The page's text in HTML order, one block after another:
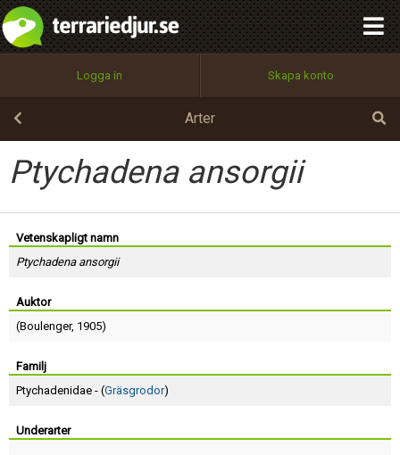
Logga in Skapa konto
Arter
Ptychadena ansorgii
Vetenskapligt namn
Ptychadena ansorgii
Auktor
(Boulenger, 1905)
Familj
Ptychadenidae - (Gräsgrodor)
Underarter
Utför
100%
OK
integritetspolicy
Namn:
Epost:
Användarnamn:
Lösenord:
Terms of Service
Begär nytt lösenord
Tillbaka till förstasidan